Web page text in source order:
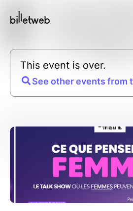
This event is over.
See other events from